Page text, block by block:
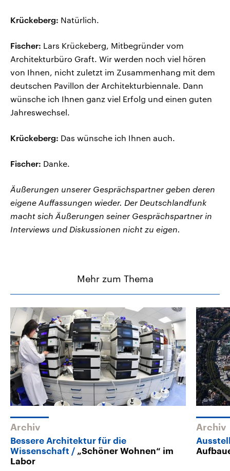
Krückeberg: Natürlich.
Fischer: Lars Krückeberg, Mitbegründer vom
Architekturbüro Graft. Wir werden noch viel hören
von Ihnen, nicht zuletzt im Zusammenhang mit dem
deutschen Pavillon der Architekturbiennale. Dann
wünsche ich Ihnen ganz viel Erfolg und einen guten
Jahreswechsel.
Krückeberg: Das wünsche ich Ihnen auch.
Fischer: Danke.
Äußerungen unserer Gesprächspartner geben deren
eigene Auffassungen wieder. Der Deutschlandfunk
macht sich Äußerungen seiner Gesprächspartner in
Interviews und Diskussionen nicht zu eigen.
Mehr zum Thema
Archiv
Bessere Architektur für die
Wissenschaft
„Schöner Wohnen“ im
Labor
Archiv